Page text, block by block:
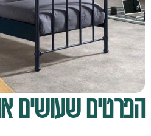
הפרטים שעושים